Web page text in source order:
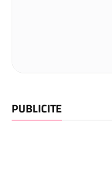
PUBLICITE